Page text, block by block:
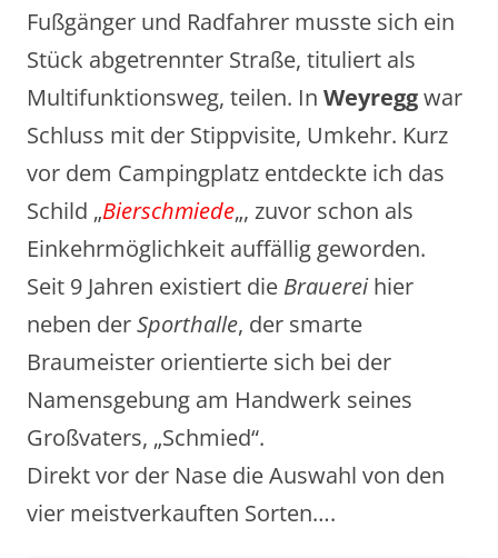
Fußgänger und Radfahrer musste sich ein
Stück abgetrennter Straße, tituliert als
Multifunktionsweg, teilen. In Weyreggwar
Schluss mit der Stippvisite, Umkehr. Kurz
vor dem Campingplatz entdeckte ich das
Schild „Bierschmiede„, zuvor schon als
Einkehrmöglichkeit auffällig geworden.
Seit 9 Jahren existiert die Brauereihier
neben derSporthalle, der smarte
Braumeister orientierte sich bei der
Namensgebung am Handwerk seines
Großvaters, „Schmied“.
Direkt vor der Nase die Auswahl von den
vier meistverkauften Sorten….